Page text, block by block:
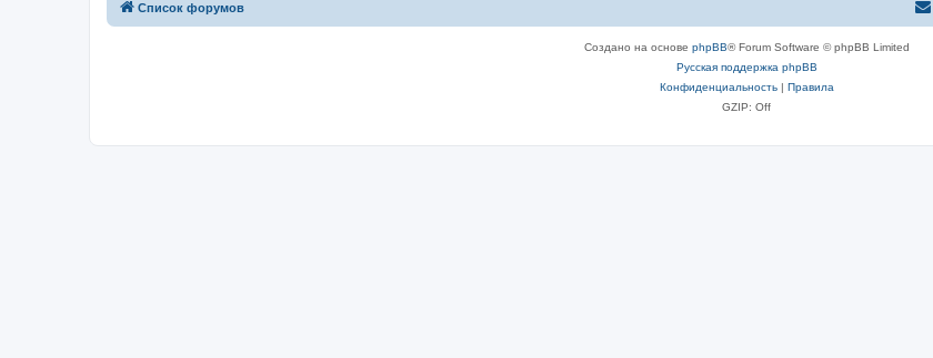
Список форумов
Создано на основе phpBB® Forum Software © phpBB Limited
Русская поддержка phpBB
Конфиденциальность| Правила
GZIP: Off